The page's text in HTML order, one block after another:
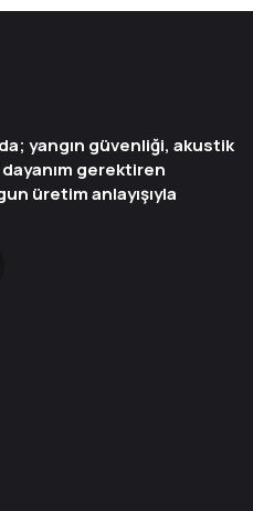
yangın güvenliği, akustik
gerektiren
üretim anlayışıyla